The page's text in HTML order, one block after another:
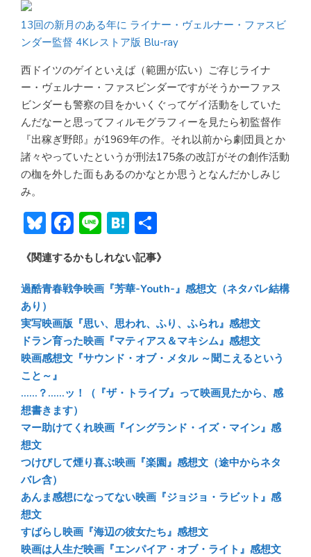
13回の新月のある年に ライナー・ヴェルナー・ファスビ
ンダー監督 4Kレストア版 Blu-ray
西ドイツのゲイといえば（範囲が広い）ご存じライナ
ー・ヴェルナー・ファスビンダーですがそうかーファス
ビンダーも警察の目をかいくぐってゲイ活動をしていた
んだなーと思ってフィルモグラフィーを見たら初監督作
『出稼ぎ野郎』が1969年の作。それ以前から劇団員とか
諸々やっていたというが刑法175条の改訂がその創作活動
の枷を外した面もあるのかなとか思うとなんだかしみじ
み。
Bl
u
e
sk
y
F
ac
e
b
o
ok
Li
n
e
H
at
e
n
a
有
《関連するかもしれない記事》
過酷青春戦争映画『芳華-Youth-』感想文（ネタバレ結構
あり）
実写映画版『思い、思われ、ふり、ふられ』感想文
ドラン育った映画『マティアス＆マキシム』感想文
映画感想文『サウンド・オブ・メタル ～聞こえるという
こと～』
……？……ッ！（『ザ・トライブ』って映画見たから、感
想書きます）
マー助けてくれ映画『イングランド・イズ・マイン』感
想文
つけびして煙り喜ぶ映画『楽園』感想文（途中からネタ
バレ含）
あんま感想になってない映画『ジョジョ・ラビット』感
想文
すばらし映画『海辺の彼女たち』感想文
映画は人生だ映画『エンパイア・オブ・ライト』感想文